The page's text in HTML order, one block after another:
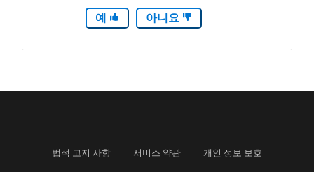
예 아니요
법적 고지 사항 서비스 약관 개인 정보 보호